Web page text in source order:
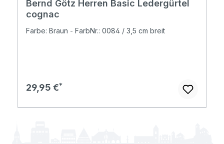
Bernd Götz Herren Basic Ledergürtel
cognac
Farbe: Braun - FarbNr.: 0084 / 3,5 cm breit
Regulärer Preis:
29,95 €